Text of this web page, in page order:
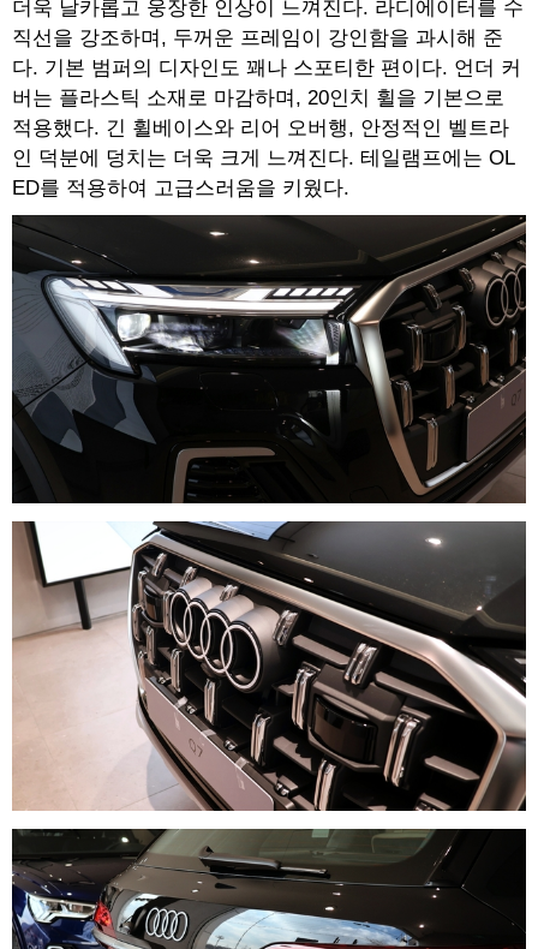
더욱 날카롭고 웅장한 인상이 느껴진다. 라디에이터를 수
직선을 강조하며, 두꺼운 프레임이 강인함을 과시해 준
다. 기본 범퍼의 디자인도 꽤나 스포티한 편이다. 언더 커
버는 플라스틱 소재로 마감하며, 20인치 휠을 기본으로
적용했다. 긴 휠베이스와 리어 오버행, 안정적인 벨트라
인 덕분에 덩치는 더욱 크게 느껴진다. 테일램프에는 OL
ED를 적용하여 고급스러움을 키웠다.